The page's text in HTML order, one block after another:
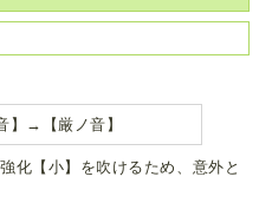
】→【厳ノ音】
化【小】を吹けるため、意外と